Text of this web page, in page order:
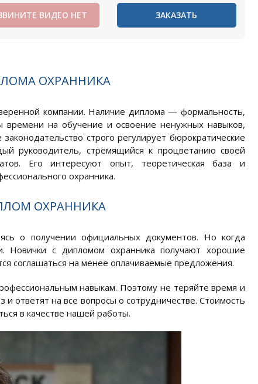
ВИДЕО НЕТ ЗАКАЗАТЬ
ОХРАННИКА
компании. Наличие диплома — формальность,
времени на обучение и освоение ненужных навыков,
строго регулирует бюрократические
руководитель, стремящийся к процветанию своей
Его интересуют опыт, теоретическая база и
охранника.
ОХРАННИКА
о получении официальных документов. Но когда
Новички с дипломом охранника получают хорошие
соглашаться на менее оплачиваемые предложения.
навыкам. Поэтому не теряйте время и
ответят на все вопросы о сотрудничестве. Стоимость
в качестве нашей работы.